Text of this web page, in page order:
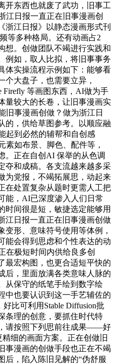
开东西也就废了武功，旧事工
江日报一直正在旧事漫画创
浙江日报》以静态漫画形式刊
等多种格局。还有动画占2
想。创做团队不竭进行实践和
例如，取人比拟，将旧事事务
体实操流程示例如下：能够看
个大盘子，也需要立异，
Firefly 等画图东西，AI做为手
量较大的长卷，让旧事漫画实
旧事漫画创做？做为浙江日
的，供给草图参考。以顺应融
起到必然的辅帮和自创感
素如布景、脚色、配件等，
。正在自创AI 保举的从色调
夺和成稿。各支流越来越多采
为党报，不竭拓展思，动起来
在处置复杂从题时更需人工把
能，AI已深度渗入人们日常
时间很是短，敏捷选定能够用
江日报一直正在旧事漫画创做
形、意味符号使用等体例，
能会得到思虑和个性表达的动
在极短时间内供给良多创
最宏构图，也更合适短平快的
后，里面放满各类意味人脉的
从保守的纸笔手绘到数字绘
中也要认识到这一手艺辅佐的
比可利用Stable Diffusion批
条理的创意，要抓住时代特
请按照下列思前往成果——好
细的画面方案。正在创做旧
事漫画的创做手段也正在不竭
后，陷入陈旧见解的“伪舒服